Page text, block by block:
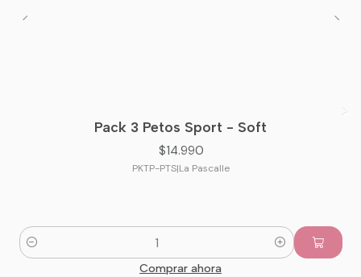
Pack 3 Petos Sport - Soft
$14.990
PKTP-PTS|La Pascalle
Cantidad
Comprar ahora